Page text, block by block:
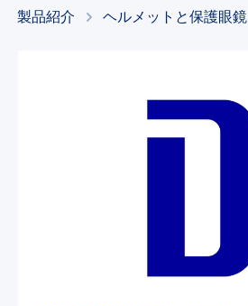
製品紹介 ヘルメットと保護眼鏡​
画像ギャラリーをスキップ